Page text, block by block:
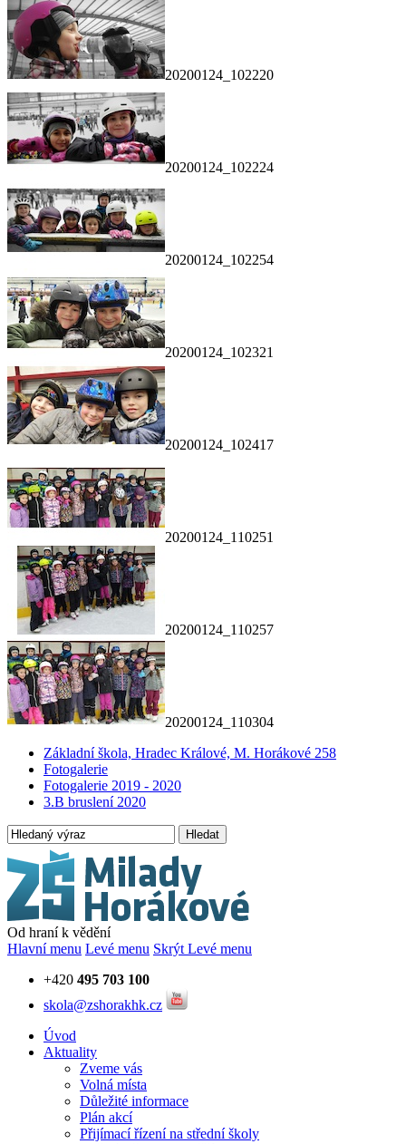
20200124_102220
20200124_102224
20200124_102254
20200124_102321
20200124_102417
20200124_110251
20200124_110257
20200124_110304
Základní škola, Hradec Králové, M. Horákové 258
Fotogalerie
Fotogalerie 2019 - 2020
3.B bruslení 2020
Hledat
Od hraní k vědění
Hlavní menu Levé menu Skrýt Levé menu
+420 495 703 100
skola@zshorakhk.cz
Úvod
Aktuality
Zveme vás
Volná místa
Důležité informace
Plán akcí
Přijímací řízení na střední školy